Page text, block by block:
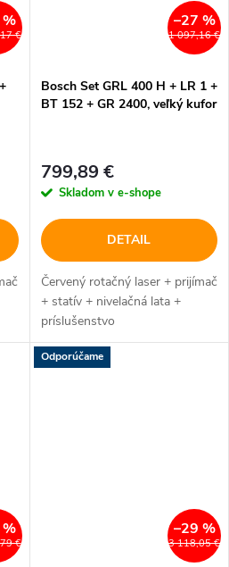
€ 1 097,16 €
–27 %
Bosch Set GRL 400 H + LR 1 +
BT 152 + GR 2400, veľký kufor
799,89 €
Skladom v e-shope
DETAIL
Červený rotačný laser + prijímač
+ statív + nivelačná lata +
príslušenstvo
€
Odporúčame
3 118,05 €
–29 %